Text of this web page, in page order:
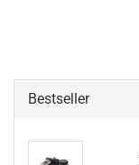
Bestseller